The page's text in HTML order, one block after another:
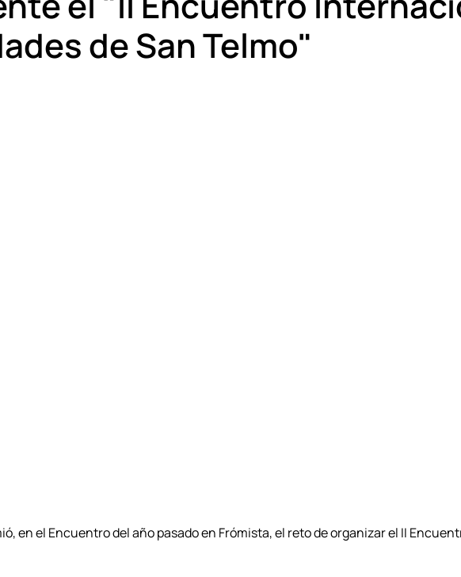
de San Telmo"
en el Encuentro del año pasado en Frómista, el reto de organizar el II